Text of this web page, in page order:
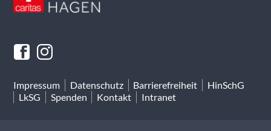
Impressum Datenschutz Barrierefreiheit
HinSchG
LkSG
Spenden Kontakt Intranet